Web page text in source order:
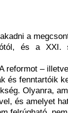
a
és a XXI.
reformot –
és fenntartóik
Olyanra,
és amelyet